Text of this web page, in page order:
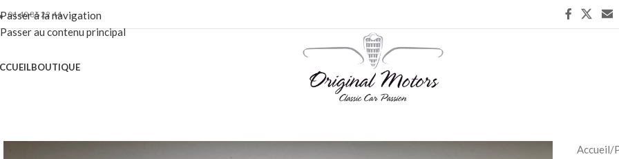
Passer à la navigation
Passer au contenu principal
01 40 86 22 44
BOUTIQUE
Accueil/